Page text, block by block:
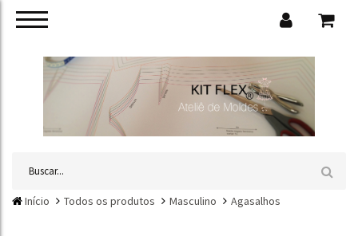
Início Todos os produtos Masculino Agasalhos